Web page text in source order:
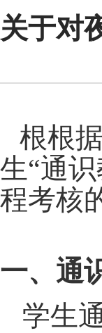
关于对
根根
生“通
程考核
一、通
学生